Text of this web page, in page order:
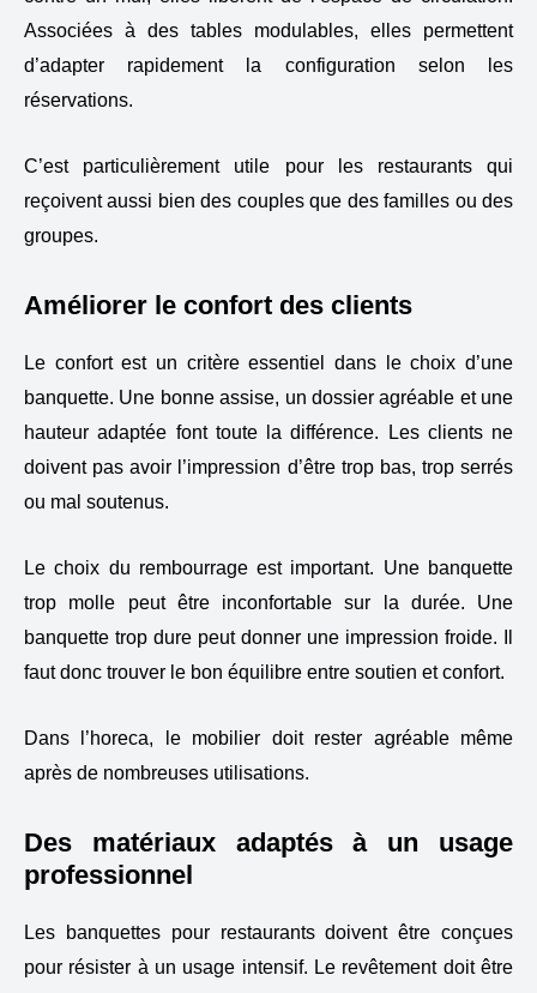
Associées à des tables modulables, elles permettent
d’adapter rapidement la configuration selon les
réservations.
C’est particulièrement utile pour les restaurants qui
reçoivent aussi bien des couples que des familles ou des
groupes.
Améliorer le confort des clients
Le confort est un critère essentiel dans le choix d’une
banquette. Une bonne assise, un dossier agréable et une
hauteur adaptée font toute la différence. Les clients ne
doivent pas avoir l’impression d’être trop bas, trop serrés
ou mal soutenus.
Le choix du rembourrage est important. Une banquette
trop molle peut être inconfortable sur la durée. Une
banquette trop dure peut donner une impression froide. Il
faut donc trouver le bon équilibre entre soutien et confort.
Dans l’horeca, le mobilier doit rester agréable même
après de nombreuses utilisations.
Des matériaux adaptés à un usage
professionnel
Les banquettes pour restaurants doivent être conçues
pour résister à un usage intensif. Le revêtement doit être